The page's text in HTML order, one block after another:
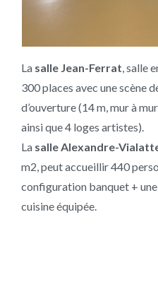
La salle Jean-Ferrat, salle
300 places avec une scène
d’ouverture (14 m, mur à
ainsi que 4 loges artistes).
La salle Alexandre-
m2, peut accueillir 440
configuration banquet +
cuisine équipée.